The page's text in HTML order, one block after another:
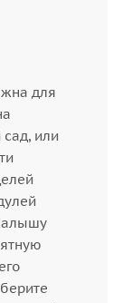
для
или